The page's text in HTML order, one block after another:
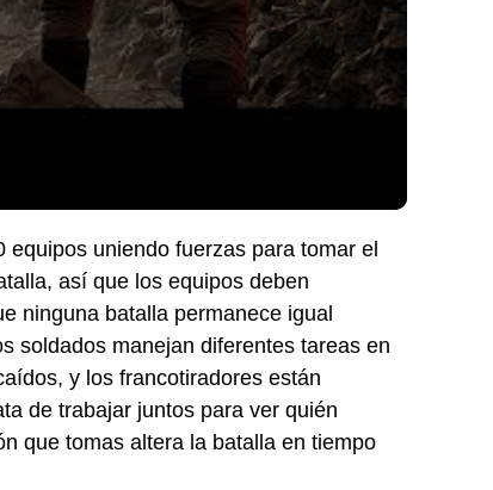
uniendo fuerzas para tomar el
así que los equipos deben
ninguna batalla permanece igual
soldados manejan diferentes tareas en
y los francotiradores están
de trabajar juntos para ver quién
que tomas altera la batalla en tiempo